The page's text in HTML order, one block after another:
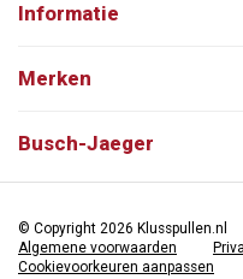
Informatie
Merken
Busch-Jaeger
© Copyright 2026 Klusspullen.nl
Algemene voorwaarden
Cookievoorkeuren aanpassen